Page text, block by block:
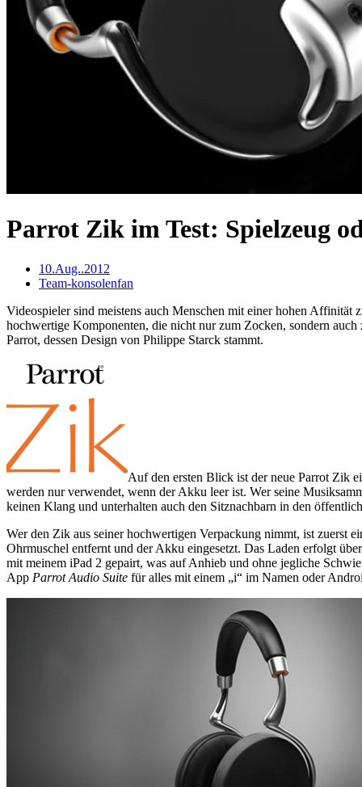
Parrot Zik im Test: Spielzeug
10.Aug..2012
Team-konsolenfan
Videospieler sind meistens auch Menschen mit einer hohen Affinität
hochwertige Komponenten, die nicht nur zum Zocken, sondern
Parrot, dessen Design von Philippe Starck stammt.
Auf den ersten Blick ist der neue Parrot Zik
werden nur verwendet, wenn der Akku leer ist. Wer seine
keinen Klang und unterhalten auch den Sitznachbarn in den
Wer den Zik aus seiner hochwertigen Verpackung nimmt, ist zuerst
Ohrmuschel entfernt und der Akku eingesetzt. Das Laden erfolgt
mit meinem iPad 2 gepairt, was auf Anhieb und ohne jegliche
App Parrot Audio Suite für alles mit einem „i“ im Namen oder